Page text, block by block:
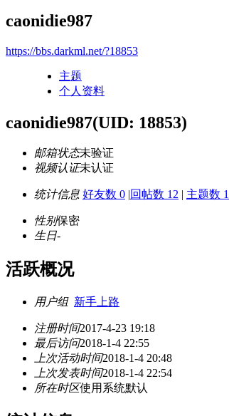
caonidie987
https://bbs.darkml.net/?18853
主题
个人资料
caonidie987(UID: 18853)
邮箱状态未验证
视频认证未认证
统计信息 好友数 0 |回帖数 12 | 主题数 1
性别保密
生日-
活跃概况
用户组 新手上路
注册时间2017-4-23 19:18
最后访问2018-1-4 22:55
上次活动时间2018-1-4 20:48
上次发表时间2018-1-4 22:54
所在时区使用系统默认